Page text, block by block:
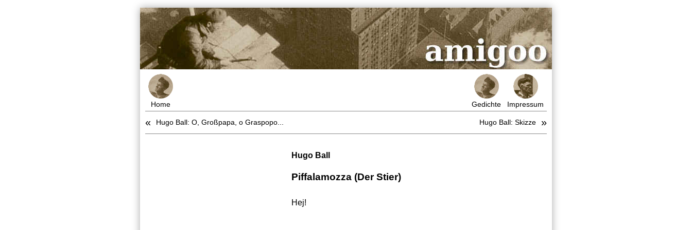
Home Gedichte Impressum
« Hugo Ball: O, Großpapa, o Graspopo... Hugo Ball: Skizze »
Hugo Ball
Piffalamozza (Der Stier)
Hej!